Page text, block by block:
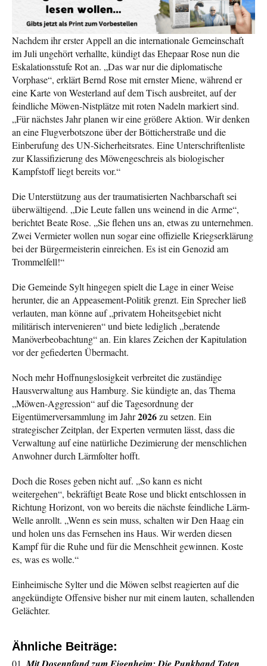
Nachdem ihr erster Appell an die internationale Gemeinschaft
im Juli ungehört verhallte, kündigt das Ehepaar Rose nun die
Eskalationsstufe Rot an. „Das war nur die diplomatische
Vorphase“, erklärt Bernd Rose mit ernster Miene, während er
eine Karte von Westerland auf dem Tisch ausbreitet, auf der
feindliche Möwen-Nistplätze mit roten Nadeln markiert sind.
„Für nächstes Jahr planen wir eine größere Aktion. Wir denken
an eine Flugverbotszone über der Bötticherstraße und die
Einberufung des UN-Sicherheitsrates. Eine Unterschriftenliste
zur Klassifizierung des Möwengeschreis als biologischer
Kampfstoff liegt bereits vor.“
Die Unterstützung aus der traumatisierten Nachbarschaft sei
überwältigend. „Die Leute fallen uns weinend in die Arme“,
berichtet Beate Rose. „Sie flehen uns an, etwas zu unternehmen.
Zwei Vermieter wollen nun sogar eine offizielle Kriegserklärung
bei der Bürgermeisterin einreichen. Es ist ein Genozid am
Trommelfell!“
Die Gemeinde Sylt hingegen spielt die Lage in einer Weise
herunter, die an Appeasement-Politik grenzt. Ein Sprecher ließ
verlauten, man könne auf „privatem Hoheitsgebiet nicht
militärisch intervenieren“ und biete lediglich „beratende
Manöverbeobachtung“ an. Ein klares Zeichen der Kapitulation
vor der gefiederten Übermacht.
Noch mehr Hoffnungslosigkeit verbreitet die zuständige
Hausverwaltung aus Hamburg. Sie kündigte an, das Thema
„Möwen-Aggression“ auf die Tagesordnung der
Eigentümerversammlung im Jahr2026zu setzen. Ein
strategischer Zeitplan, der Experten vermuten lässt, dass die
Verwaltung auf eine natürliche Dezimierung der menschlichen
Anwohner durch Lärmfolter hofft.
Doch die Roses geben nicht auf. „So kann es nicht
weitergehen“, bekräftigt Beate Rose und blickt entschlossen in
Richtung Horizont, von wo bereits die nächste feindliche Lärm-
Welle anrollt. „Wenn es sein muss, schalten wir Den Haag ein
und holen uns das Fernsehen ins Haus. Wir werden diesen
Kampf für die Ruhe und für die Menschheit gewinnen. Koste
es, was es wolle.“
Einheimische Sylter und die Möwen selbst reagierten auf die
angekündigte Offensive bisher nur mit einem lauten, schallenden
Gelächter.
Ähnliche Beiträge: